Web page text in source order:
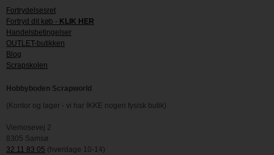
Fortrydelsesret
Fortryd dit køb - KLIK HER
Handelsbetingelser
OUTLET-butikken
Blog
Scrapskolen
Hobbyboden Scrapworld
(Kontor og lager - vi har IKKE nogen fysisk butik)
Viemosevej 2
8305 Samsø
32 11 83 05 (hverdage 10-14)